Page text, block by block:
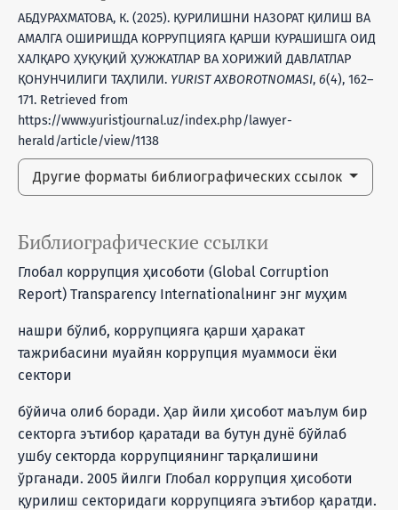
АБДУРАХМАТОВА, К. (2025). ҚУРИЛИШНИ НАЗОРАТ ҚИЛИШ ВА
АМАЛГА ОШИРИШДА КОРРУПЦИЯГА ҚАРШИ КУРАШИШГА ОИД
ХАЛҚАРО ҲУҚУҚИЙ ҲУЖЖАТЛАР ВА ХОРИЖИЙ ДАВЛАТЛАР
ҚОНУНЧИЛИГИ ТАҲЛИЛИ. YURIST AXBOROTNOMASI, 6(4), 162–
171. Retrieved from
https://www.yuristjournal.uz/index.php/lawyer-
herald/article/view/1138
Другие форматы библиографических ссылок
Библиографические ссылки
Глобал коррупция ҳисоботи (Global Corruption
Report) Transparency Internationalнинг энг муҳим
нашри бўлиб, коррупцияга қарши ҳаракат
тажрибасини муайян коррупция муаммоси ёки
сектори
бўйича олиб боради. Ҳар йили ҳисобот маълум бир
секторга эътибор қаратади ва бутун дунё бўйлаб
ушбу секторда коррупциянинг тарқалишини
ўрганади. 2005 йилги Глобал коррупция ҳисоботи
қурилиш секторидаги коррупцияга эътибор қаратди.